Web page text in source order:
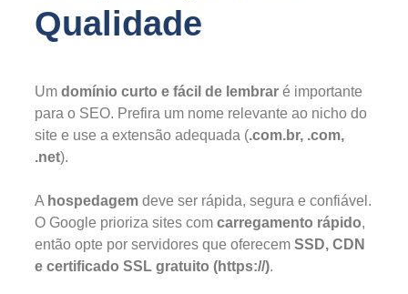
Qualidade
Um domínio curto e fácil de lembrar é importante
para o SEO. Prefira um nome relevante ao nicho do
site e use a extensão adequada (.com.br, .com,
.net).
A hospedagem deve ser rápida, segura e confiável.
O Google prioriza sites com carregamento rápido,
então opte por servidores que oferecem SSD, CDN
e certificado SSL gratuito (https://).